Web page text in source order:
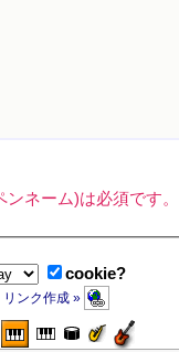
ンネーム)は必須です。
cookie?
リンク作成 »